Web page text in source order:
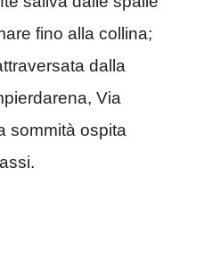
fino alla collina;
dalla
Via
sommità ospita